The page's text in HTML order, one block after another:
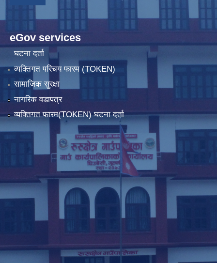
eGov services
घटना दर्ता
व्यक्तिगत परिचय फारम (TOKEN)
सामाजिक सुरक्षा
नागरिक वडापत्र
व्यक्तिगत फारम(TOKEN) घटना दर्ता